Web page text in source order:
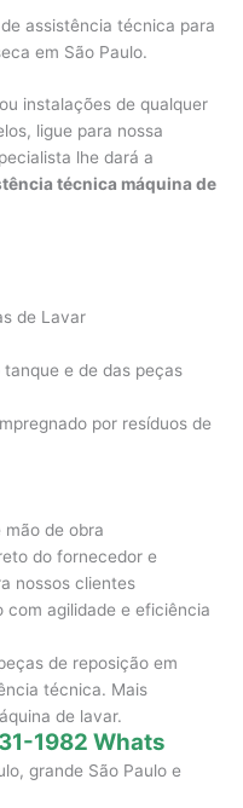
assistência técnica para
em São Paulo.
instalações de qualquer
ligue para nossa
lhe dará a
técnica máquina de
de Lavar
e de das peças
por resíduos de
mão de obra
do fornecedor e
nossos clientes
com agilidade e eficiência
de reposição em
técnica. Mais
de lavar.
1982 Whats
grande São Paulo e